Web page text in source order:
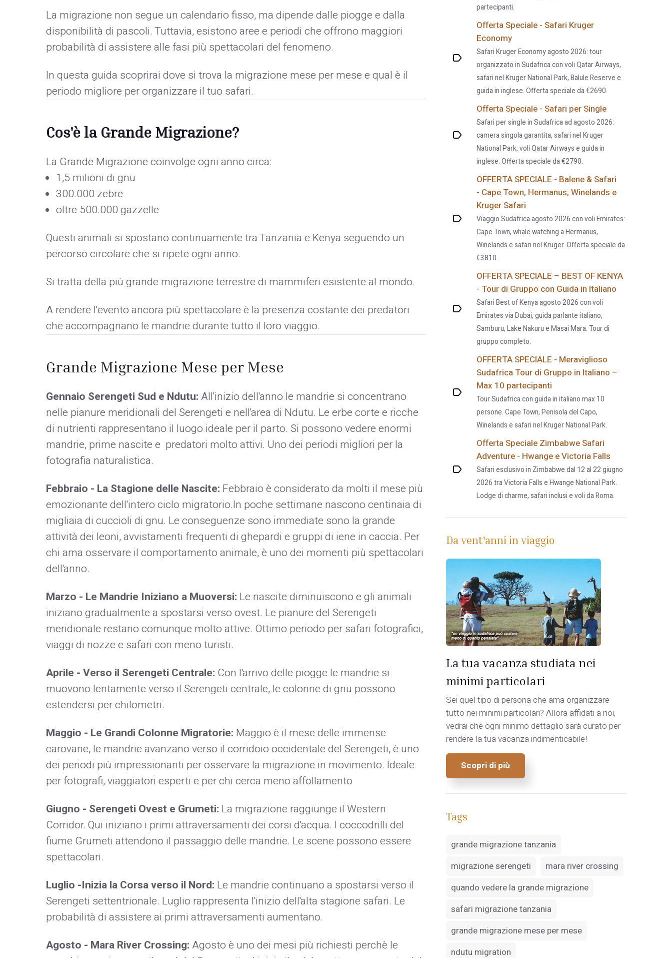
La migrazione non segue un calendario fisso, ma dipende dalle piogge e dalla
disponibilità di pascoli. Tuttavia, esistono aree e periodi che offrono maggiori
probabilità di assistere alle fasi più spettacolari del fenomeno.
In questa guida scoprirai dove si trova la migrazione mese per mese e qual è il
periodo migliore per organizzare il tuo safari.
Cos'è la Grande Migrazione?
La Grande Migrazione coinvolge ogni anno circa:
1,5 milioni di gnu
300.000 zebre
oltre 500.000 gazzelle
Questi animali si spostano continuamente tra Tanzania e Kenya seguendo un
percorso circolare che si ripete ogni anno.
Si tratta della più grande migrazione terrestre di mammiferi esistente al mondo.
A rendere l'evento ancora più spettacolare è la presenza costante dei predatori
che accompagnano le mandrie durante tutto il loro viaggio.
Grande Migrazione Mese per Mese
Gennaio Serengeti Sud e Ndutu:All'inizio dell'anno le mandrie si concentrano
nelle pianure meridionali del Serengeti e nell'area di Ndutu. Le erbe corte e ricche
di nutrienti rappresentano il luogo ideale per il parto. Si possono vedere enormi
mandrie, prime nascite e predatori molto attivi. Uno dei periodi migliori per la
fotografia naturalistica.
Febbraio - La Stagione delle Nascite: Febbraio è considerato da molti il mese più
emozionante dell'intero ciclo migratorio.In poche settimane nascono centinaia di
migliaia di cuccioli di gnu. Le conseguenze sono immediate sono la grande
attività dei leoni, avvistamenti frequenti di ghepardi e gruppi di iene in caccia. Per
chi ama osservare il comportamento animale, è uno dei momenti più spettacolari
dell'anno.
Marzo - Le Mandrie Iniziano a Muoversi: Le nascite diminuiscono e gli animali
iniziano gradualmente a spostarsi verso ovest. Le pianure del Serengeti
meridionale restano comunque molto attive. Ottimo periodo per safari fotografici,
viaggi di nozze e safari con meno turisti.
Aprile - Verso il Serengeti Centrale: Con l'arrivo delle piogge le mandrie si
muovono lentamente verso il Serengeti centrale, le colonne di gnu possono
estendersi per chilometri.
Maggio - Le Grandi Colonne Migratorie: Maggio è il mese delle immense
carovane, le mandrie avanzano verso il corridoio occidentale del Serengeti, è uno
dei periodi più impressionanti per osservare la migrazione in movimento. Ideale
per fotografi, viaggiatori esperti e per chi cerca meno affollamento
Giugno - Serengeti Ovest e Grumeti: La migrazione raggiunge il Western
Corridor. Qui iniziano i primi attraversamenti dei corsi d'acqua. I coccodrilli del
fiume Grumeti attendono il passaggio delle mandrie. Le scene possono essere
spettacolari.
Luglio -Inizia la Corsa verso il Nord: Le mandrie continuano a spostarsi verso il
Serengeti settentrionale. Luglio rappresenta l'inizio dell'alta stagione safari. Le
probabilità di assistere ai primi attraversamenti aumentano.
Agosto - Mara River Crossing:Agosto è uno dei mesi più richiesti perchè le
partecipanti.
Offerta Speciale - Safari Kruger
Economy
Safari Kruger Economy agosto 2026: tour
organizzato in Sudafrica con voli Qatar Airways,
safari nel Kruger National Park, Balule Reserve e
guida in inglese. Offerta speciale da €2690.
Offerta Speciale - Safari per Single
Safari per single in Sudafrica ad agosto 2026:
camera singola garantita, safari nel Kruger
National Park, voli Qatar Airways e guida in
inglese. Offerta speciale da €2790.
OFFERTA SPECIALE - Balene & Safari
- Cape Town, Hermanus, Winelands e
Kruger Safari
Viaggio Sudafrica agosto 2026 con voli Emirates:
Cape Town, whale watching a Hermanus,
Winelands e safari nel Kruger. Offerta speciale da
€3810.
OFFERTA SPECIALE – BEST OF KENYA
- Tour di Gruppo con Guida in Italiano
Safari Best of Kenya agosto 2026 con voli
Emirates via Dubai, guida parlante italiano,
Samburu, Lake Nakuru e Masai Mara. Tour di
gruppo completo.
OFFERTA SPECIALE - Meraviglioso
Sudafrica Tour di Gruppo in Italiano –
Max 10 partecipanti
Tour Sudafrica con guida in italiano max 10
persone. Cape Town, Penisola del Capo,
Winelands e safari nel Kruger National Park.
Offerta Speciale Zimbabwe Safari
Adventure - Hwange e Victoria Falls
Safari esclusivo in Zimbabwe dal 12 al 22 giugno
2026 tra Victoria Falls e Hwange National Park.
Lodge di charme, safari inclusi e voli da Roma.
Da vent'anni in viaggio
La tua vacanza studiata nei
minimi particolari
Sei quel tipo di persona che ama organizzare
tutto nei minimi particolari? Allora affidati a noi,
vedrai che ogni minimo dettaglio sarà curato per
rendere la tua vacanza indimenticabile!
Scopri di più
Tags
grande migrazione tanzania
migrazione serengeti
mara river crossing
quando vedere la grande migrazione
safari migrazione tanzania
grande migrazione mese per mese
ndutu migration